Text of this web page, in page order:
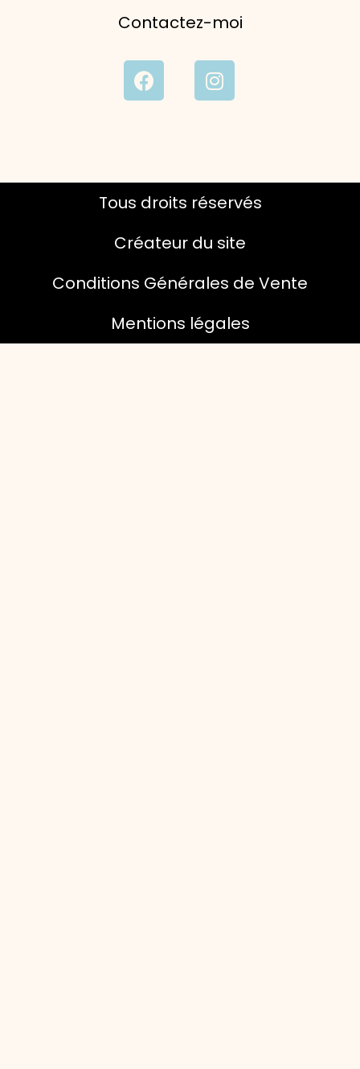
Contactez-moi
Tous droits réservés
Créateur du site
Conditions Générales de Vente
Mentions légales